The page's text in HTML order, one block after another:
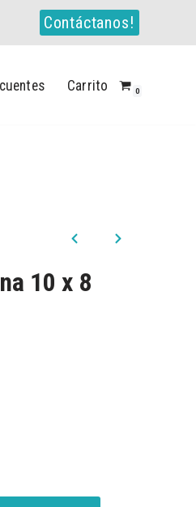
Contáctanos!
Carrito 0
10 x 8